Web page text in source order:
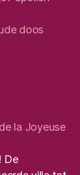
doos
la Joyeuse
De